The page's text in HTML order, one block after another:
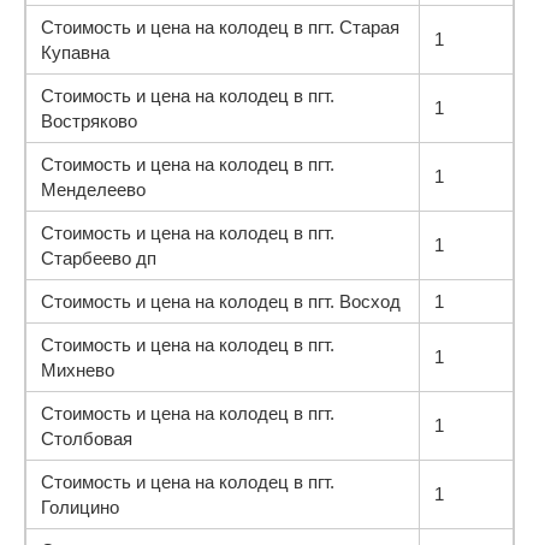
Стоимость и цена на колодец в пгт. Старая
Купавна
1
Стоимость и цена на колодец в пгт.
Востряково
1
Стоимость и цена на колодец в пгт.
Менделеево
1
Стоимость и цена на колодец в пгт.
Старбеево дп
1
Стоимость и цена на колодец в пгт. Восход 1
Стоимость и цена на колодец в пгт.
Михнево
1
Стоимость и цена на колодец в пгт.
Столбовая
1
Стоимость и цена на колодец в пгт.
Голицино
1